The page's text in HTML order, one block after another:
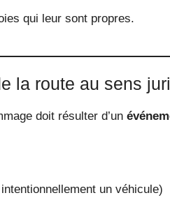
qui leur sont propres.
la route au sens
doit résulter d’un
un véhicule)